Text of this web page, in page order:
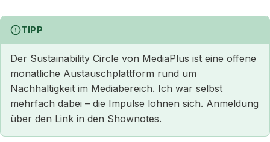
TIPP
Der Sustainability Circle von MediaPlus ist eine offene
monatliche Austauschplattform rund um
Nachhaltigkeit im Mediabereich. Ich war selbst
mehrfach dabei – die Impulse lohnen sich. Anmeldung
über den Link in den Shownotes.